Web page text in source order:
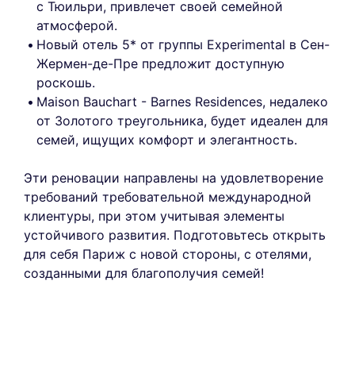
с Тюильри, привлечет своей семейной
атмосферой.
Новый отель 5* от группы Experimental в Сен-
Жермен-де-Пре предложит доступную
роскошь.
Maison Bauchart - Barnes Residences, недалеко
от Золотого треугольника, будет идеален для
семей, ищущих комфорт и элегантность.
Эти реновации направлены на удовлетворение
требований требовательной международной
клиентуры, при этом учитывая элементы
устойчивого развития. Подготовьтесь открыть
для себя Париж с новой стороны, с отелями,
созданными для благополучия семей!